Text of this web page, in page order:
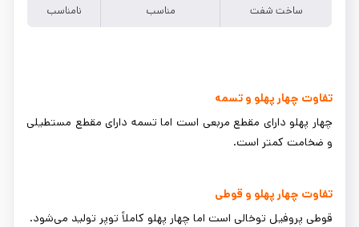
ساخت شفت مناسب نامناسب
تفاوت چهار پهلو و تسمه
چهار پهلو دارای مقطع مربعی است اما تسمه دارای مقطع مستطیلی
و ضخامت کمتر است.
تفاوت چهار پهلو و قوطی
قوطی پروفیل توخالی است اما چهار پهلو کاملاً توپر تولید می‌شود.